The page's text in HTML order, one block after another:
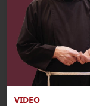
VIDEO